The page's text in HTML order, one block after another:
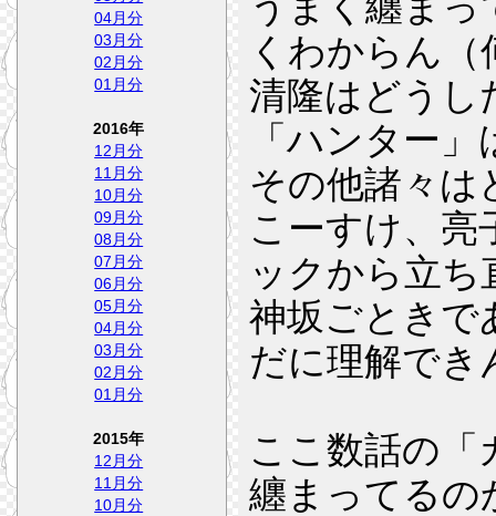
くわからん（
清隆はどうし
「ハンター
その他諸々は
こーすけ、亮
ックから立
神坂ごときで
だに理解でき
ここ数話の「
纏まってるの
04月分
03月分
02月分
01月分
2016年
12月分
11月分
10月分
09月分
08月分
07月分
06月分
05月分
04月分
03月分
02月分
01月分
2015年
12月分
11月分
10月分